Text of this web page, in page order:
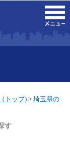
トップ) > 埼玉県の
す